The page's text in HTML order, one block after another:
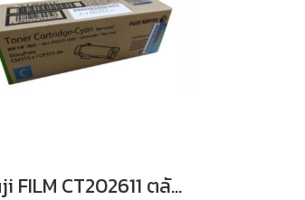
Fuji FILM CT202611 ตลับหมึก For DocuPrint CP315dw/ CM315z หมึกพิมพ์เลเซอร์โทนเนอร์สีฟ้า รับประกันศูนย์บริการของแท้แน่นอน